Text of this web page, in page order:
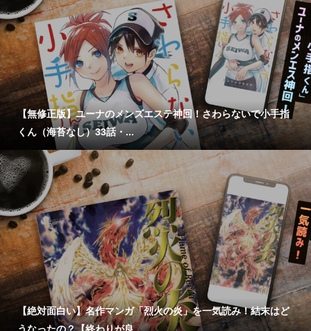
【無修正版】ユーナのメンズエステ神回！さわらないで小手指
くん（海苔なし）33話・...
【絶対面白い】名作マンガ「烈火の炎」を一気読み！結末はど